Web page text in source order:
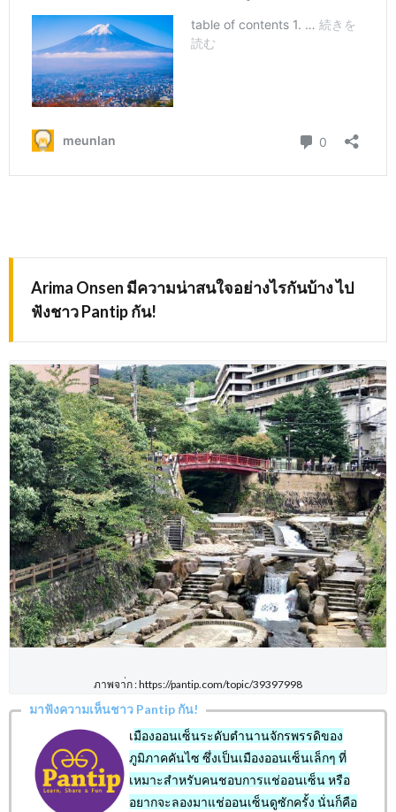
Arima Onsen มีความน่าสนใจอย่างไรกันบ้าง ไป
ฟังชาวPantipกัน!
ภาพจา่ก : https://pantip.com/topic/39397998
มาฟังความเห็นชาว Pantip กัน!
เมืองออนเซ็นระดับตำนานจักรพรรดิของ
ภูมิภาคคันไซ ซึ่งเป็นเมืองออนเซ็นเล็กๆ ที่
เหมาะสำหรับคนชอบการแช่ออนเซ็น หรือ
อยากจะลองมาแช่ออนเซ็นดูซักครั้ง นั่นก็คือ